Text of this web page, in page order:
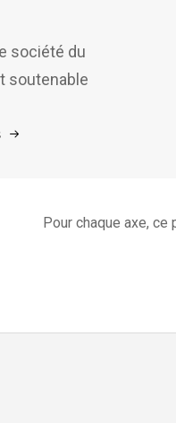
société du
soutenable
Pour chaque axe,